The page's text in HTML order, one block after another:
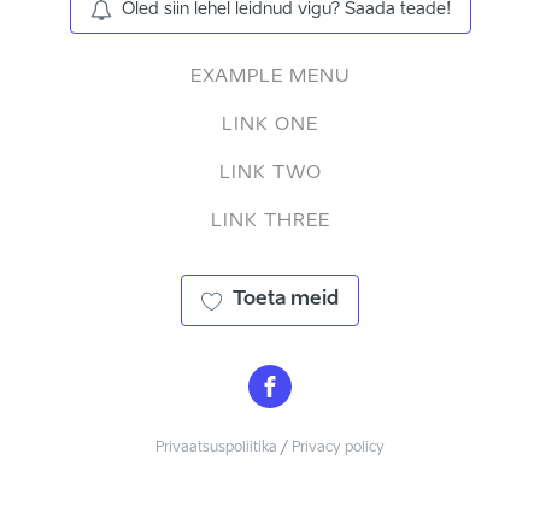
Oled siin lehel leidnud vigu? Saada teade!
EXAMPLE MENU
LINK ONE
LINK TWO
LINK THREE
Toeta meid
Privaatsuspoliitika / Privacy policy